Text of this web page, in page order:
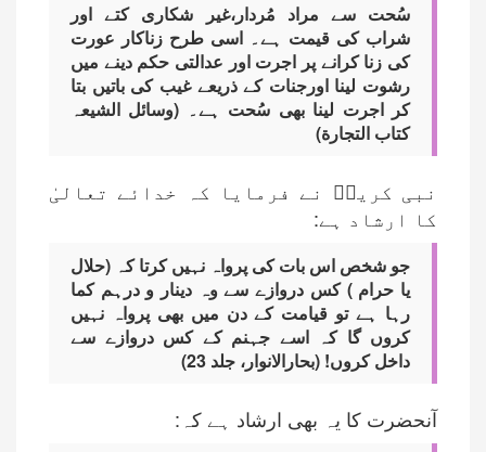
سُحت سے مراد مُردار،غیر شکاری کتے اور
شراب کی قیمت ہے۔ اسی طرح زناکار عورت
کی زنا کرانے پر اجرت اور عدالتی حکم دینے میں
رشوت لینا اورجنات کے ذریعے غیب کی باتیں بتا
کر اجرت لینا بھی سُحت ہے۔ (وسائل الشیعہ
کتاب التجارة)
نبی کریمؐ نے فرمایا کہ خدائے تعالیٰ
کا ارشاد ہے:
جو شخص اس بات کی پرواہ نہیں کرتا کہ (حلال
یا حرام ) کس دروازے سے وہ دینار و درہم کما
رہا ہے تو قیامت کے دن میں بھی پرواہ نہیں
کروں گا کہ اسے جہنم کے کس دروازے سے
داخل کروں! (بحارالانوار، جلد 23)
آنحضرت کا یہ بھی ارشاد ہے کہ: